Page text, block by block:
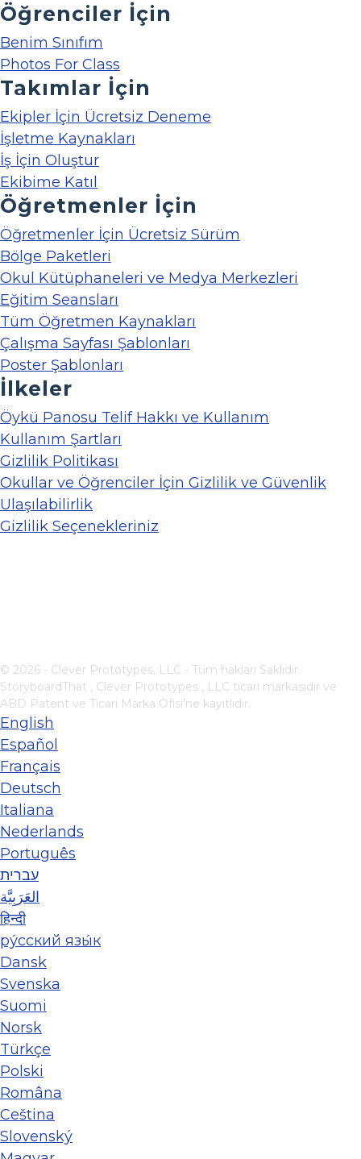
Öğrenciler İçin
Benim Sınıfım
Photos For Class
Takımlar İçin
Ekipler İçin Ücretsiz Deneme
İşletme Kaynakları
İş İçin Oluştur
Ekibime Katıl
Öğretmenler İçin
Öğretmenler İçin Ücretsiz Sürüm
Bölge Paketleri
Okul Kütüphaneleri ve Medya Merkezleri
Eğitim Seansları
Tüm Öğretmen Kaynakları
Çalışma Sayfası Şablonları
Poster Şablonları
İlkeler
Öykü Panosu Telif Hakkı ve Kullanım
Kullanım Şartları
Gizlilik Politikası
Okullar ve Öğrenciler İçin Gizlilik ve Güvenlik
Ulaşılabilirlik
Gizlilik Seçenekleriniz
© 2026 - Clever Prototypes, LLC - Tüm hakları Saklıdır.
StoryboardThat , Clever Prototypes , LLC ticari markasıdır ve
ABD Patent ve Ticari Marka Ofisi'ne kayıtlıdır.
English
Español
Français
Deutsch
Italiana
Nederlands
Português
עברית
العَرَبِيَّة
हिन्दी
ру́сский язы́к
Dansk
Svenska
Suomi
Norsk
Türkçe
Polski
Româna
Ceština
Slovenský